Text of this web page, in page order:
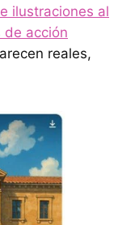
ilustraciones al
de acción
reales,